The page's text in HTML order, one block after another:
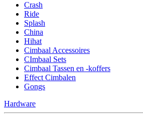
Crash
Ride
Splash
China
Hihat
Cimbaal Accessoires
CImbaal Sets
Cimbaal Tassen en -koffers
Effect Cimbalen
Gongs
Hardware